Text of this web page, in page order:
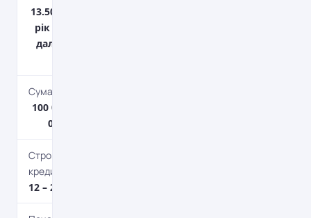
13.50%Перший
рік фіксована,
далі UIRD 12М
Сума кредиту
100 000 грн. – 2
000 000 грн.
Строк
кредитування
12 – 240 міс.